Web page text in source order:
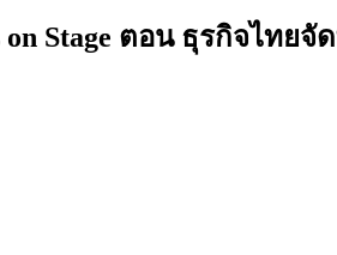
on Stage ตอน ธุรกิจไทย